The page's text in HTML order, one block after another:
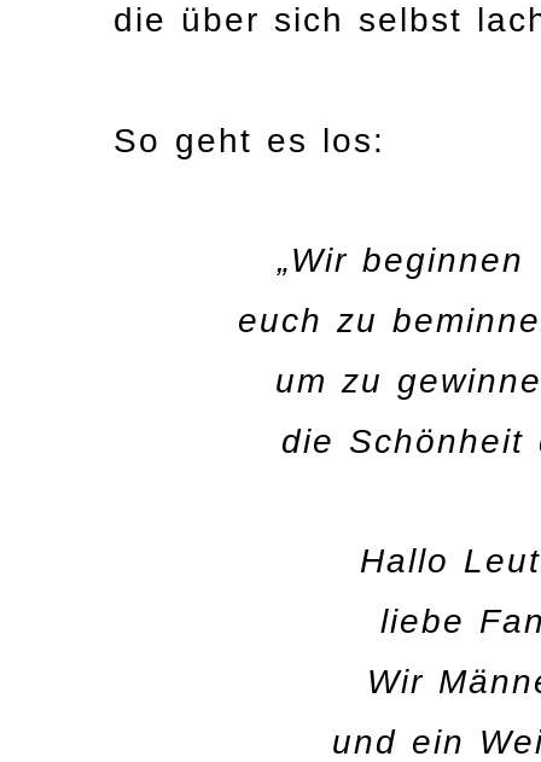
die über sich selbst
So geht es los:
„Wir
euch zu
um zu
die Schönheit
Hallo
liebe
Wir
und ein